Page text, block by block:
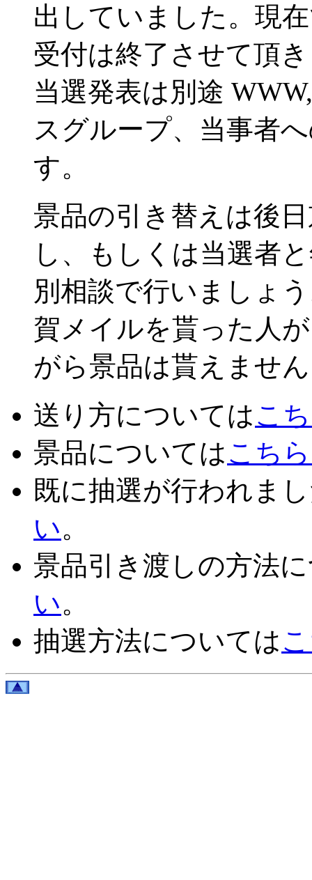
出していました。現
受付は終了させて頂
当選発表は別途
スグループ、当事者
す。
景品の引き替えは後
し、もしくは当選者
別相談で行いましょ
賀メイルを貰った人
がら景品は貰えませ
送り方についてはこ
景品についてはこち
既に抽選が行われま
い。
景品引き渡しの方法
い。
抽選方法については